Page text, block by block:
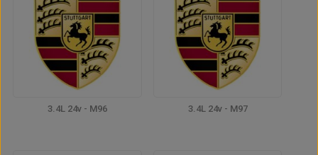
3.4L 24v - M96 3.4L 24v - M97